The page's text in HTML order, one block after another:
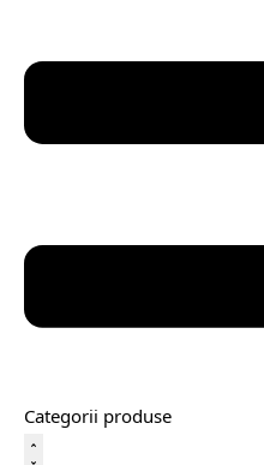
Categorii produse